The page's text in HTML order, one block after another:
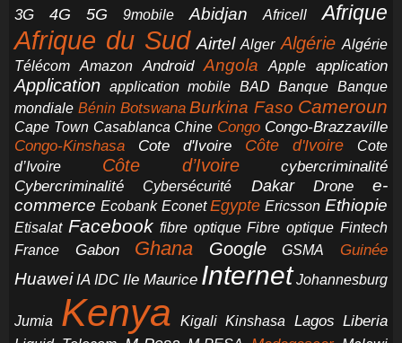
3G 4G 5G 9mobile Abidjan Africell Afrique
Afrique du Sud Airtel Alger Algérie Algérie
Télécom
Amazon Android Angola Apple application
Application application mobile BAD Banque Banque
mondiale Bénin Botswana Burkina Faso Cameroun
Cape Town Casablanca Chine Congo Congo-Brazzaville
Congo-Kinshasa Cote d'Ivoire Côte d'Ivoire
Cote
d’Ivoire
Côte d’Ivoire
cybercriminalité
Cybercriminalité
Cybersécurité Dakar Drone
e-
commerce Ecobank Econet Egypte Ericsson Ethiopie
Etisalat Facebook fibre optique Fibre optique Fintech
France
Gabon Ghana Google GSMA Guinée
Huawei IA IDC Ile Maurice Internet Johannesburg
Jumia Kenya Kigali Kinshasa Lagos Liberia